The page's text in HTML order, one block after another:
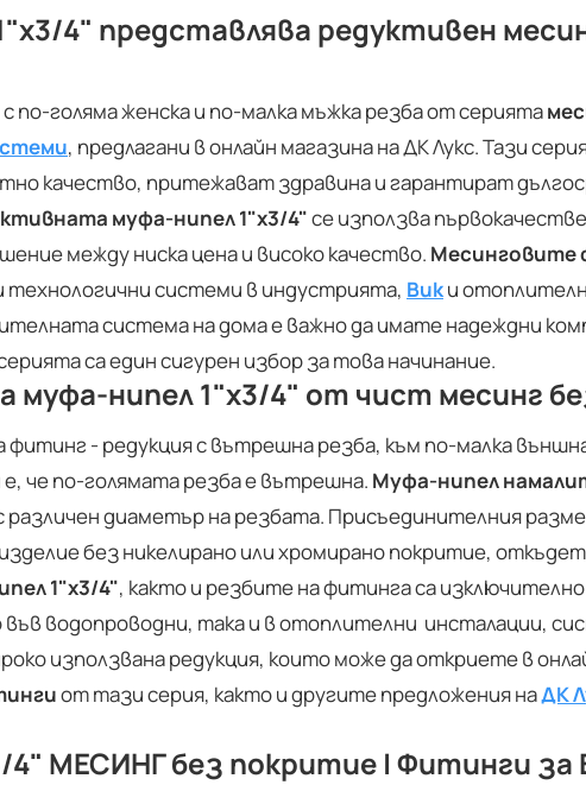
4" представлява редуктивен
по-голяма женска и по-малка мъжка резба от серията
, предлагани в онлайн магазина на ДК Лукс. Тази
качество, притежават здравина и гарантират
муфа-нипел1"х3/4"се използва
между ниска цена и високо качество. Месинговите
системи в индустрията, Вики
система на дома е важно да имате надеждни
са един сигурен избор за това начинание.
муфа-нипел 1"х3/4" от чист месинг
фитинг - редукция с вътрешна резба, към по-малка
че по-голямата резба е вътрешна. Муфа-нипел
диаметър на резбата. Присъединителния
без никелирано или хромирано покритие,
1"х3/4", както и резбите на фитинга са
водопроводни, така и в отоплителни инсталации,
използвана редукция, които може да откриете в
от тази серия, както и другите предложения наДК
МЕСИНГ без покритие | Фитинги за